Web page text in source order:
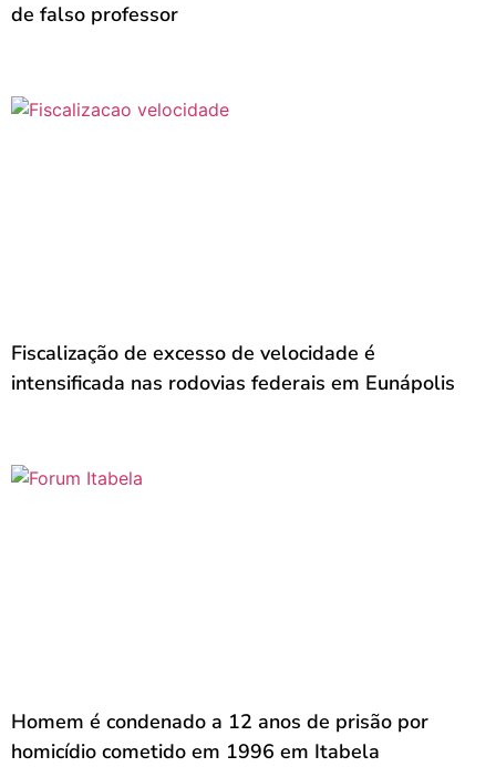
de falso professor
Fiscalização de excesso de velocidade é
intensificada nas rodovias federais em Eunápolis
Homem é condenado a 12 anos de prisão por
homicídio cometido em 1996 em Itabela